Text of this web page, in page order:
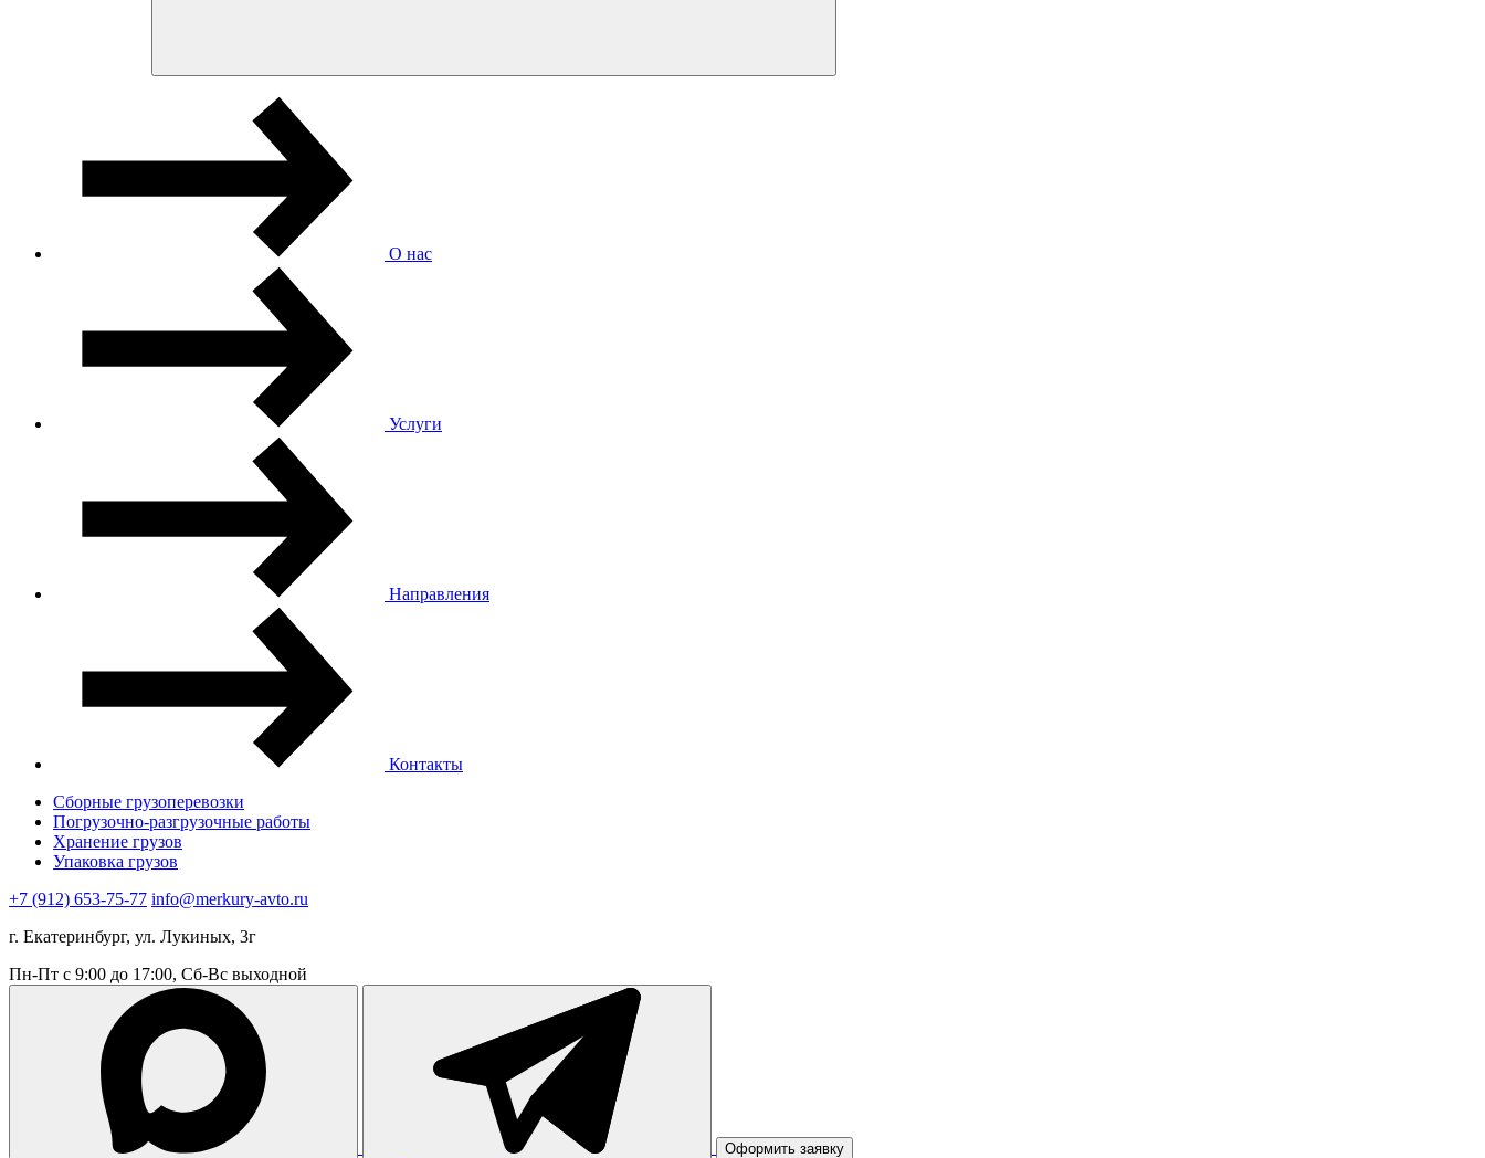
О нас
Услуги
Направления
Контакты
Сборные грузоперевозки
Погрузочно-разгрузочные работы
Хранение грузов
Упаковка грузов
+7 (912) 653-75-77 info@merkury-avto.ru
г. Екатеринбург, ул. Лукиных, 3г
Пн-Пт с 9:00 до 17:00, Сб-Вс выходной
Оформить заявку